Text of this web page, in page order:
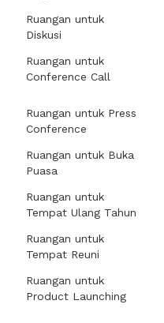
Ruangan untuk
Diskusi
Ruangan untuk
Conference Call
Ruangan untuk Press
Conference
Ruangan untuk Buka
Puasa
Ruangan untuk
Tempat Ulang Tahun
Ruangan untuk
Tempat Reuni
Ruangan untuk
Product Launching